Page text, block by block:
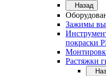
Назад
Зажимы
покраски
Растяжки